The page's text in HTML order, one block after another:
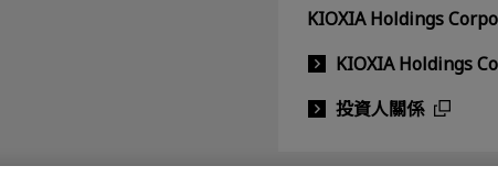
KIOXIA Holdings
KIOXIA Holdings
投資人關係